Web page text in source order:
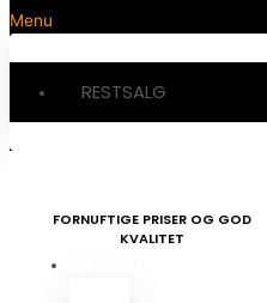
Menu
RESTSALG
FORNUFTIGE PRISER OG GOD
KVALITET